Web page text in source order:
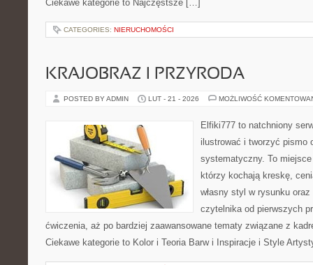
Ciekawe kategorie to Najczęstsze […]
CATEGORIES: NIERUCHOMOŚCI
KRAJOBRAZ I PRZYRODA
POSTED BY ADMIN LUT - 21 - 2026 MOŻLIWOŚĆ
Elfiki777 to natchniony
ilustrować i tworzyć pismo
systematyczny. To
którzy kochają kreskę,
własny styl w rysunku
czytelnika od pierwszych
ćwiczenia, aż po bardziej zaawansowane tematy związane z
Ciekawe kategorie to Kolor i Teoria Barw i Inspiracje i Style